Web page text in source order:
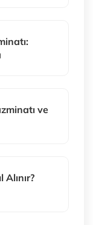
ve
Alınır?